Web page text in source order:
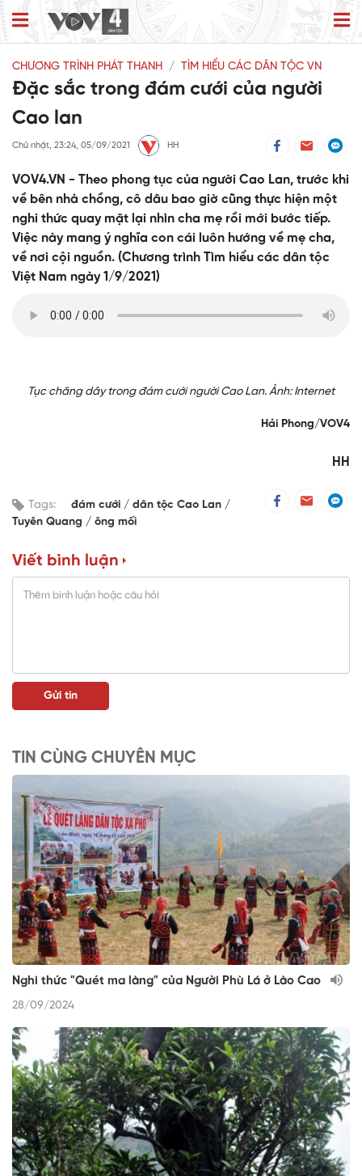
CHƯƠNG TRÌNH PHÁT THANH TÌM HIỂU CÁC DÂN TỘC VN
Đặc sắc trong đám cưới của người
Cao lan
Chủ nhật, 23:24, 05/09/2021 HH
VOV4.VN - Theo phong tục của người Cao Lan, trước khi
về bên nhà chồng, cô dâu bao giờ cũng thực hiện một
nghi thức quay mặt lại nhìn cha mẹ rồi mới bước tiếp.
Việc này mang ý nghĩa con cái luôn hướng về mẹ cha,
về nơi cội nguồn. (Chương trình Tìm hiểu các dân tộc
Việt Nam ngày 1/9/2021)
Tục chăng dây trong đám cưới người Cao Lan. Ảnh: Internet
Hải Phong/VOV4
HH
Tags: đám cưới
dân tộc Cao Lan
Tuyên Quang
ông mối
Viết bình luận
TIN CÙNG CHUYÊN MỤC
Nghi thức "Quét ma làng" của Người Phù Lá ở Lào Cao
28/09/2024